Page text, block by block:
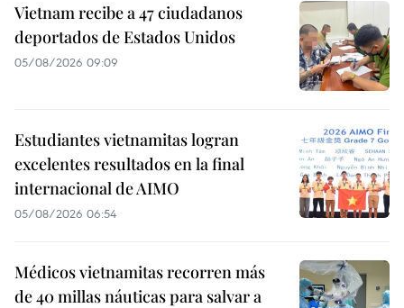
Vietnam recibe a 47 ciudadanos
deportados de Estados Unidos
05/08/2026 09:09
Estudiantes vietnamitas logran
excelentes resultados en la final
internacional de AIMO
05/08/2026 06:54
Médicos vietnamitas recorren más
de 40 millas náuticas para salvar a